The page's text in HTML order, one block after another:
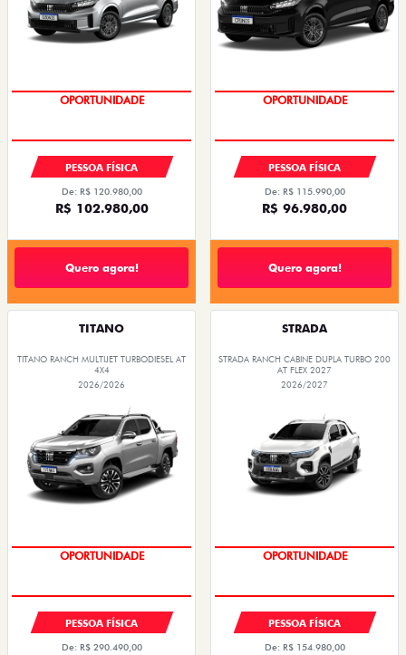
OPORTUNIDADE
PESSOA FÍSICA
De: R$ 120.980,00
R$ 102.980,00
Quero agora!
OPORTUNIDADE
PESSOA FÍSICA
De: R$ 115.990,00
R$ 96.980,00
Quero agora!
TITANO
TITANO RANCH MULTIJET TURBODIESEL AT
4X4
2026/2026
OPORTUNIDADE
PESSOA FÍSICA
De: R$ 290.490,00
STRADA
STRADA RANCH CABINE DUPLA TURBO 200
AT FLEX 2027
2026/2027
OPORTUNIDADE
PESSOA FÍSICA
De: R$ 154.980,00